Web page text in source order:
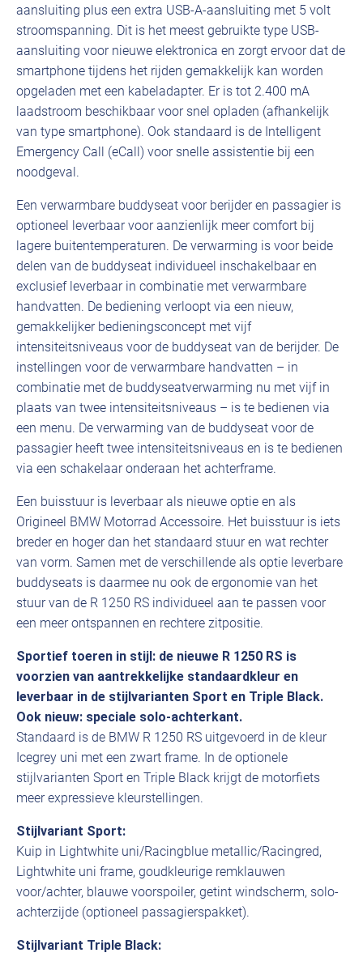
aansluiting plus een extra USB-A-aansluiting met 5 volt
stroomspanning. Dit is het meest gebruikte type USB-
aansluiting voor nieuwe elektronica en zorgt ervoor dat de
smartphone tijdens het rijden gemakkelijk kan worden
opgeladen met een kabeladapter. Er is tot 2.400 mA
laadstroom beschikbaar voor snel opladen (afhankelijk
van type smartphone). Ook standaard is de Intelligent
Emergency Call (eCall) voor snelle assistentie bij een
noodgeval.
Een verwarmbare buddyseat voor berijder en passagier is
optioneel leverbaar voor aanzienlijk meer comfort bij
lagere buitentemperaturen. De verwarming is voor beide
delen van de buddyseat individueel inschakelbaar en
exclusief leverbaar in combinatie met verwarmbare
handvatten. De bediening verloopt via een nieuw,
gemakkelijker bedieningsconcept met vijf
intensiteitsniveaus voor de buddyseat van de berijder. De
instellingen voor de verwarmbare handvatten – in
combinatie met de buddyseatverwarming nu met vijf in
plaats van twee intensiteitsniveaus – is te bedienen via
een menu. De verwarming van de buddyseat voor de
passagier heeft twee intensiteitsniveaus en is te bedienen
via een schakelaar onderaan het achterframe.
Een buisstuur is leverbaar als nieuwe optie en als
Origineel BMW Motorrad Accessoire. Het buisstuur is iets
breder en hoger dan het standaard stuur en wat rechter
van vorm. Samen met de verschillende als optie leverbare
buddyseats is daarmee nu ook de ergonomie van het
stuur van de R 1250 RS individueel aan te passen voor
een meer ontspannen en rechtere zitpositie.
Sportief toeren in stijl: de nieuwe R 1250 RS is
voorzien van aantrekkelijke standaardkleur en
leverbaar in de stijlvarianten Sport en Triple Black.
Ook nieuw: speciale solo-achterkant.
Standaard is de BMW R 1250 RS uitgevoerd in de kleur
Icegrey uni met een zwart frame. In de optionele
stijlvarianten Sport en Triple Black krijgt de motorfiets
meer expressieve kleurstellingen.
Stijlvariant Sport:
Kuip in Lightwhite uni/Racingblue metallic/Racingred,
Lightwhite uni frame, goudkleurige remklauwen
voor/achter, blauwe voorspoiler, getint windscherm, solo-
achterzijde (optioneel passagierspakket).
Stijlvariant Triple Black: